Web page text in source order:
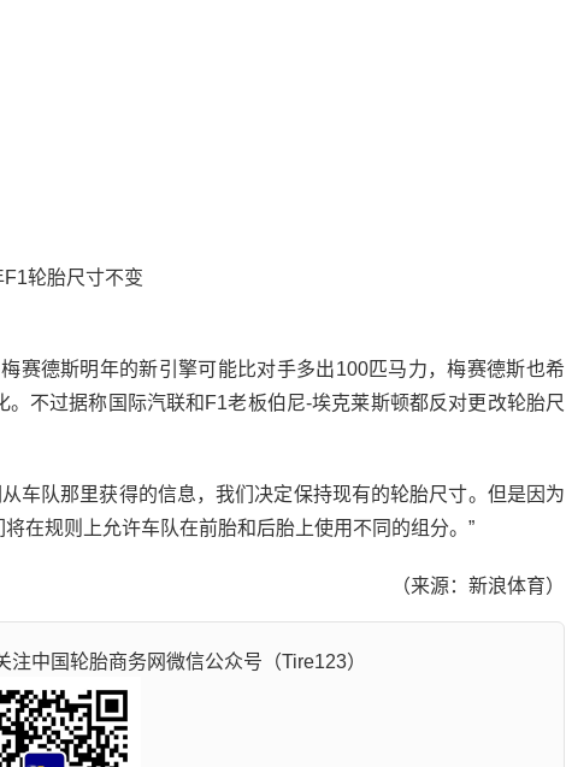
德斯明年的新引擎可能比对手多出100匹马力，梅赛德斯也希
不过据称国际汽联和F1老板伯尼-埃克莱斯顿都反对更改轮胎尺
队那里获得的信息，我们决定保持现有的轮胎尺寸。但是因为
在规则上允许车队在前胎和后胎上使用不同的组分。”
（来源：新浪体育）
中国轮胎商务网微信公众号（Tire123）